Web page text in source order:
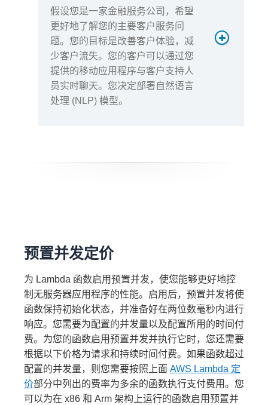
操作费
用
400 万 × 8.00
美元/百万 =
32.00 美元
写入的
数据
100 万 ×（8 KB
调用 + 3 × 32
KB 步骤/等待）
= 104 GB
待）
（保留
14 天）
×（14/30）=
48.53 GB·月
数据保
留费用
（24.27 +
48.53）GB/月 ×
0.15 美元/GB·
月 = 10.92 美元
租户隔离费
月度总费用
月度计算费用
总计算时间（秒）= 300 万 *
120ms = 360000 秒
月度请求费用
300 万请求 – 100 万免费套餐请求
= 200 万月度计费请求
2M * 0.2 USD/M =
0.40 USD
月度请求费用
7.44M * 0.20
USD/M = 1.488 USD ~= 1.49 USD
月度计算费用：
假设您是一家金融服务公司，希望
更好地了解您的主要客户服务问
题。您的目标是改善客户体验，减
少客户流失。您的客户可以通过您
提供的移动应用程序与客户支持人
员实时聊天。您决定部署自然语言
处理 (NLP) 模型。
预置并发定价
为 Lambda 函数启用预置并发，使您能够更好地控
制无服务器应用程序的性能。启用后，预置并发将使
函数保持初始化状态，并准备好在两位数毫秒内进行
响应。您需要为配置的并发量以及配置所用的时间付
费。为您的函数启用预置并发并执行它时，您还需要
根据以下价格为请求和持续时间付费。如果函数超过
配置的并发量，则您需要按照上面 AWS Lambda 定
价部分中列出的费率为多余的函数执行支付费用。您
可以为在 x86 和 Arm 架构上运行的函数启用预置并